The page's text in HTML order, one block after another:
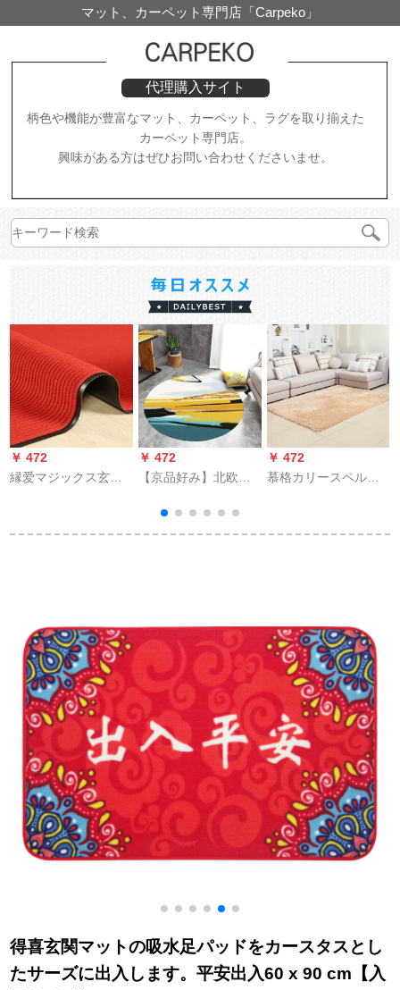
マット、カーペット専門店「Carpeko」
代理購入サイト
柄色や機能が豊富なマット、カーペット、ラグを取り揃えた
カーペット専門店。
興味がある方はぜひお問い合わせくださいませ。
￥ 472
縁爱マジックス玄関
ペペペペジット下の
￥ 472
【京品好み】北欧円
ルト茶数マルト现代
寝室カーーペレトラ
￥ 472
慕格カリースペル手
屋ベトリングリング
得喜玄関マットの吸水足パッドをカースタスとし
たサーズに出入します。平安出入60 x 90 cm【入